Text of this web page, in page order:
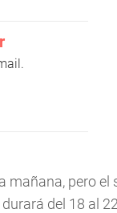
mañana, pero el
del 18 al